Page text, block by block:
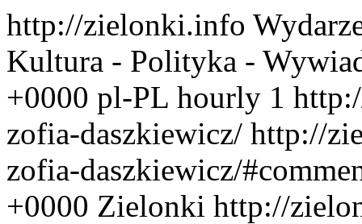
http://zielonki.info
Kultura - Polityka -
+0000 pl-PL hourly 1
zofia-daszkiewicz/ http://
zofia-daszkiewicz/
+0000 Zielonki http://